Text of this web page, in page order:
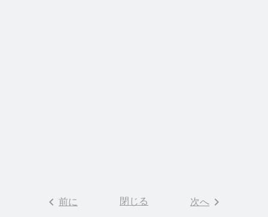
keyboard_arrow_left 前に 閉じる 次へ keyboard_arrow_right